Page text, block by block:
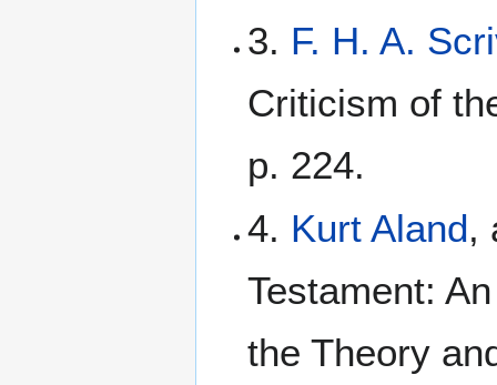
3. F. H. A.
Criticism of
p. 224.
4. Kurt Aland,
Testament:
the Theory